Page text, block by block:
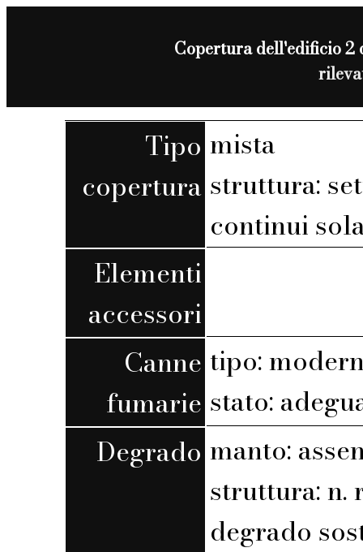
Copertura dell'edificio 2
Tipo
copertura
mista
struttura:
continui
Elementi
accessori
Canne
fumarie
tipo:
stato:
Degrado manto:
struttura: n.
degrado